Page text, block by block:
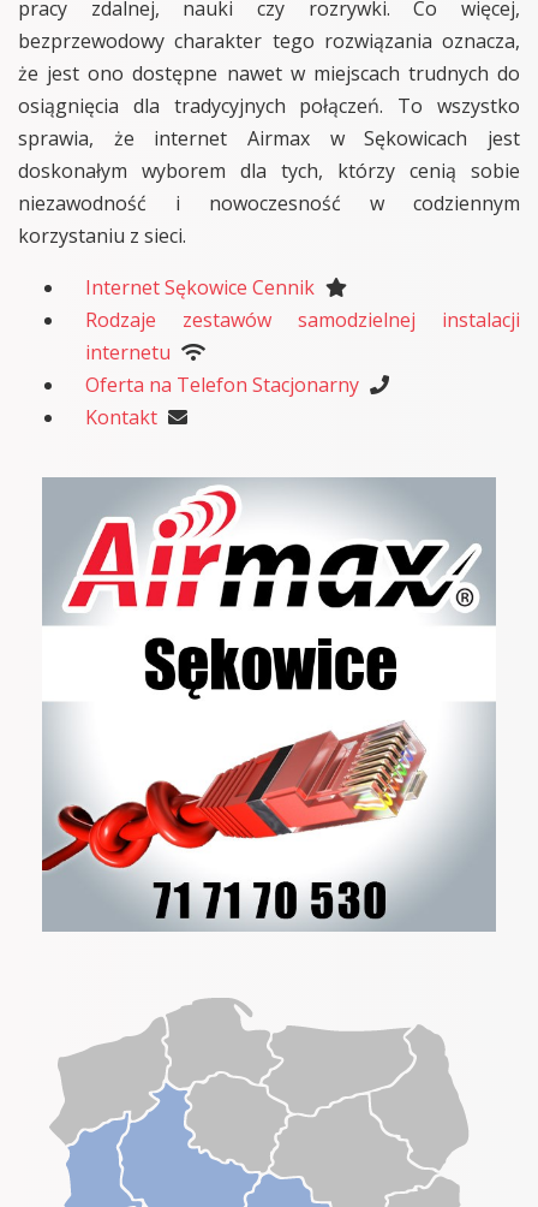
pracy zdalnej, nauki czy rozrywki. Co więcej,
bezprzewodowy charakter tego rozwiązania oznacza,
że jest ono dostępne nawet w miejscach trudnych do
osiągnięcia dla tradycyjnych połączeń. To wszystko
sprawia, że internet Airmax w Sękowicach jest
doskonałym wyborem dla tych, którzy cenią sobie
niezawodność i nowoczesność w codziennym
korzystaniu z sieci.
Internet Sękowice Cennik
Rodzaje zestawów samodzielnej instalacji
internetu
Oferta na Telefon Stacjonarny
Kontakt